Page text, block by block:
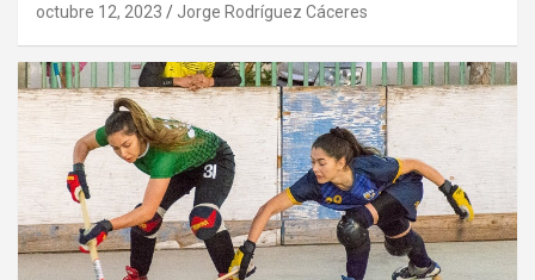
octubre 12, 2023 Jorge Rodríguez Cáceres